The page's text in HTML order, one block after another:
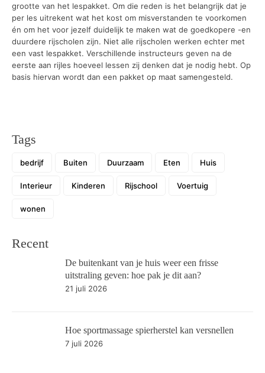
grootte van het lespakket. Om die reden is het belangrijk dat je
per les uitrekent wat het kost om misverstanden te voorkomen
én om het voor jezelf duidelijk te maken wat de goedkopere -en
duurdere rijscholen zijn. Niet alle rijscholen werken echter met
een vast lespakket. Verschillende instructeurs geven na de
eerste aan rijles hoeveel lessen zij denken dat je nodig hebt. Op
basis hiervan wordt dan een pakket op maat samengesteld.
Tags
bedrijf Buiten Duurzaam Eten Huis
Interieur Kinderen Rijschool Voertuig
wonen
Recent
De buitenkant van je huis weer een frisse
uitstraling geven: hoe pak je dit aan?
21 juli 2026
Hoe sportmassage spierherstel kan versnellen
7 juli 2026